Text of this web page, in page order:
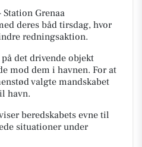
Station Grenaa
deres båd tirsdag, hvor
redningsaktion.
det drivende objekt
mod dem i havnen. For at
valgte mandskabet
havn.
beredskabets evne til
situationer under